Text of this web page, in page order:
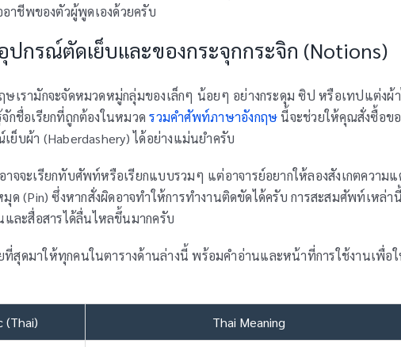
าชีพของตัวผู้พูดเองด้วยครับ
ปกรณ์ตัดเย็บและของกระจุกกระจิก (Notions)
รามักจะจัดหมวดหมู่กลุ่มของเล็กๆ น้อยๆ อย่างกระดุม ซิป หรือเทปแต่งผ้า
กชื่อเรียกที่ถูกต้องในหมวดรวมคำศัพท์ภาษาอังกฤษนี้จะช่วยให้คุณสั่งซื้อข
บผ้า (Haberdashery) ได้อย่างแม่นยำครับ
จจะเรียกทับศัพท์หรือเรียกแบบรวมๆ แต่อาจารย์อยากให้ลองสังเกตความแ
ด (Pin) ซึ่งหากสั่งผิดอาจทำให้การทำงานติดขัดได้ครับ การสะสมศัพท์เหล่านี้
ละสื่อสารได้ลื่นไหลขึ้นมากครับ
สุดมาให้ทุกคนในตารางด้านล่างนี้ พร้อมคำอ่านและหน้าที่การใช้งานเพื่อ
(Thai) Thai Meaning